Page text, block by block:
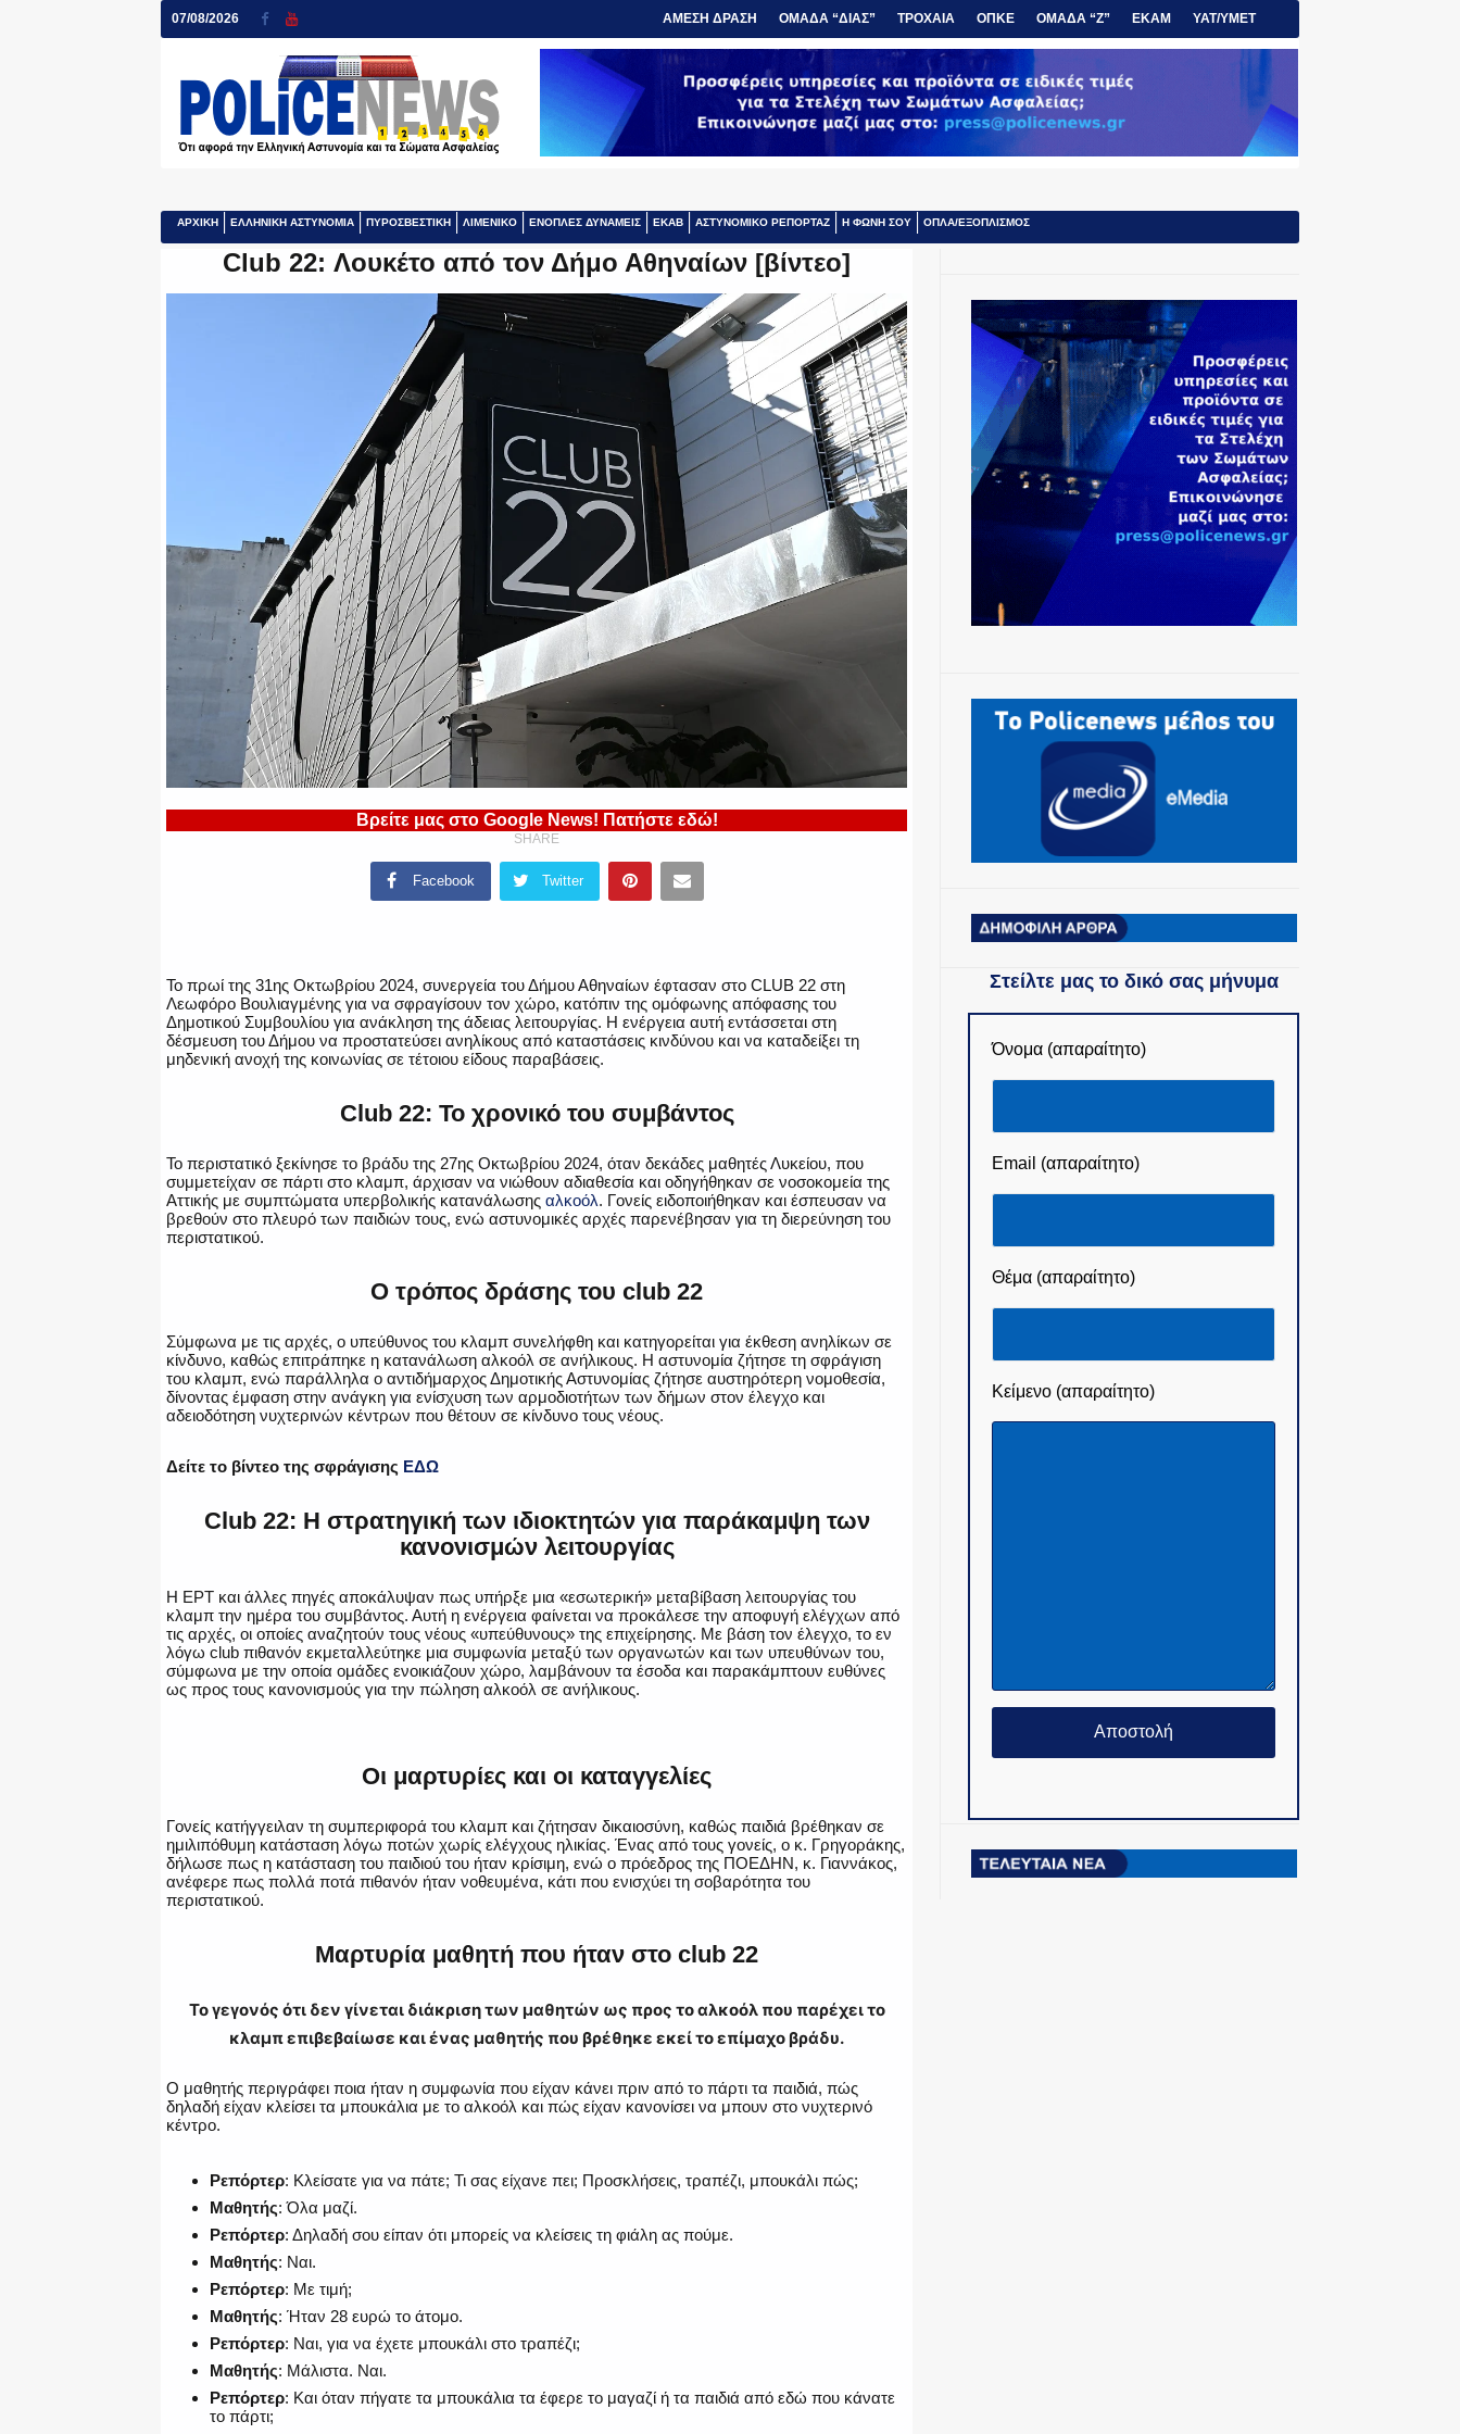
07/08/2026 ΑΜΕΣΗ ΔΡΑΣΗ ΟΜΑΔΑ “ΔΙΑΣ” ΤΡΟΧΑΙΑ ΟΠΚΕ ΟΜΑΔΑ “Ζ” ΕΚΑΜ ΥΑΤ/ΥΜΕΤ
ΑΡΧΙΚΗ ΕΛΛΗΝΙΚΗ ΑΣΤΥΝΟΜΙΑ ΠΥΡΟΣΒΕΣΤΙΚΗ ΛΙΜΕΝΙΚΟ ΕΝΟΠΛΕΣ ΔΥΝΑΜΕΙΣ ΕΚΑΒ ΑΣΤΥΝΟΜΙΚΟ ΡΕΠΟΡΤΑΖ Η ΦΩΝΗ ΣΟΥ ΟΠΛΑ/ΕΞΟΠΛΙΣΜΟΣ
Club 22: Λουκέτο από τον Δήμο Αθηναίων [βίντεο]
Βρείτε μας στο Google News! Πατήστε εδώ!
SHARE
Facebook Twitter
Το πρωί της 31ης Οκτωβρίου 2024, συνεργεία του Δήμου Αθηναίων έφτασαν στο CLUB 22 στη
Λεωφόρο Βουλιαγμένης για να σφραγίσουν τον χώρο, κατόπιν της ομόφωνης απόφασης του
Δημοτικού Συμβουλίου για ανάκληση της άδειας λειτουργίας. Η ενέργεια αυτή εντάσσεται στη
δέσμευση του Δήμου να προστατεύσει ανηλίκους από καταστάσεις κινδύνου και να καταδείξει τη
μηδενική ανοχή της κοινωνίας σε τέτοιου είδους παραβάσεις​.
Club 22: Το χρονικό του συμβάντος
Το περιστατικό ξεκίνησε το βράδυ της 27ης Οκτωβρίου 2024, όταν δεκάδες μαθητές Λυκείου, που
συμμετείχαν σε πάρτι στο κλαμπ, άρχισαν να νιώθουν αδιαθεσία και οδηγήθηκαν σε νοσοκομεία της
Αττικής με συμπτώματα υπερβολικής κατανάλωσης αλκοόλ. Γονείς ειδοποιήθηκαν και έσπευσαν να
βρεθούν στο πλευρό των παιδιών τους, ενώ αστυνομικές αρχές παρενέβησαν για τη διερεύνηση του
περιστατικού​.
Ο τρόπος δράσης του club 22
Σύμφωνα με τις αρχές, ο υπεύθυνος του κλαμπ συνελήφθη και κατηγορείται για έκθεση ανηλίκων σε
κίνδυνο, καθώς επιτράπηκε η κατανάλωση αλκοόλ σε ανήλικους. Η αστυνομία ζήτησε τη σφράγιση
του κλαμπ, ενώ παράλληλα ο αντιδήμαρχος Δημοτικής Αστυνομίας ζήτησε αυστηρότερη νομοθεσία,
δίνοντας έμφαση στην ανάγκη για ενίσχυση των αρμοδιοτήτων των δήμων στον έλεγχο και
αδειοδότηση νυχτερινών κέντρων που θέτουν σε κίνδυνο τους νέους​.
Δείτε το βίντεο της σφράγισης ΕΔΩ
Club 22: Η στρατηγική των ιδιοκτητών για παράκαμψη των
κανονισμών λειτουργίας
Η ΕΡΤ και άλλες πηγές αποκάλυψαν πως υπήρξε μια «εσωτερική» μεταβίβαση λειτουργίας του
κλαμπ την ημέρα του συμβάντος. Αυτή η ενέργεια φαίνεται να προκάλεσε την αποφυγή ελέγχων από
τις αρχές, οι οποίες αναζητούν τους νέους «υπεύθυνους» της επιχείρησης​. Με βάση τον έλεγχο, το εν
λόγω club πιθανόν εκμεταλλεύτηκε μια συμφωνία μεταξύ των οργανωτών και των υπευθύνων του,
σύμφωνα με την οποία ομάδες ενοικιάζουν χώρο, λαμβάνουν τα έσοδα και παρακάμπτουν ευθύνες
ως προς τους κανονισμούς για την πώληση αλκοόλ σε ανήλικους.
Οι μαρτυρίες και οι καταγγελίες
Γονείς κατήγγειλαν τη συμπεριφορά του κλαμπ και ζήτησαν δικαιοσύνη, καθώς παιδιά βρέθηκαν σε
ημιλιπόθυμη κατάσταση λόγω ποτών χωρίς ελέγχους ηλικίας. Ένας από τους γονείς, ο κ. Γρηγοράκης,
δήλωσε πως η κατάσταση του παιδιού του ήταν κρίσιμη, ενώ ο πρόεδρος της ΠΟΕΔΗΝ, κ. Γιαννάκος,
ανέφερε πως πολλά ποτά πιθανόν ήταν νοθευμένα, κάτι που ενισχύει τη σοβαρότητα του
περιστατικού​.
Μαρτυρία μαθητή που ήταν στο club 22
Το γεγονός ότι δεν γίνεται διάκριση των μαθητών ως προς το αλκοόλ που παρέχει το
κλαμπ επιβεβαίωσε και ένας μαθητής που βρέθηκε εκεί το επίμαχο βράδυ.
Ο μαθητής περιγράφει ποια ήταν η συμφωνία που είχαν κάνει πριν από το πάρτι τα παιδιά, πώς
δηλαδή είχαν κλείσει τα μπουκάλια με το αλκοόλ και πώς είχαν κανονίσει να μπουν στο νυχτερινό
κέντρο.
Ρεπόρτερ: Κλείσατε για να πάτε; Τι σας είχανε πει; Προσκλήσεις, τραπέζι, μπουκάλι πώς;
Μαθητής: Όλα μαζί.
Ρεπόρτερ: Δηλαδή σου είπαν ότι μπορείς να κλείσεις τη φιάλη ας πούμε.
Μαθητής: Ναι.
Ρεπόρτερ: Με τιμή;
Μαθητής: Ήταν 28 ευρώ το άτομο.
Ρεπόρτερ: Ναι, για να έχετε μπουκάλι στο τραπέζι;
Μαθητής: Μάλιστα. Ναι.
Ρεπόρτερ: Και όταν πήγατε τα μπουκάλια τα έφερε το μαγαζί ή τα παιδιά από εδώ που κάνατε
το πάρτι;
Στείλτε μας το δικό σας μήνυμα
Όνομα (απαραίτητο)
Email (απαραίτητο)
Θέμα (απαραίτητο)
Κείμενο (απαραίτητο)